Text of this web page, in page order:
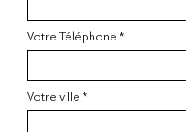
Votre Téléphone *
Votre ville *